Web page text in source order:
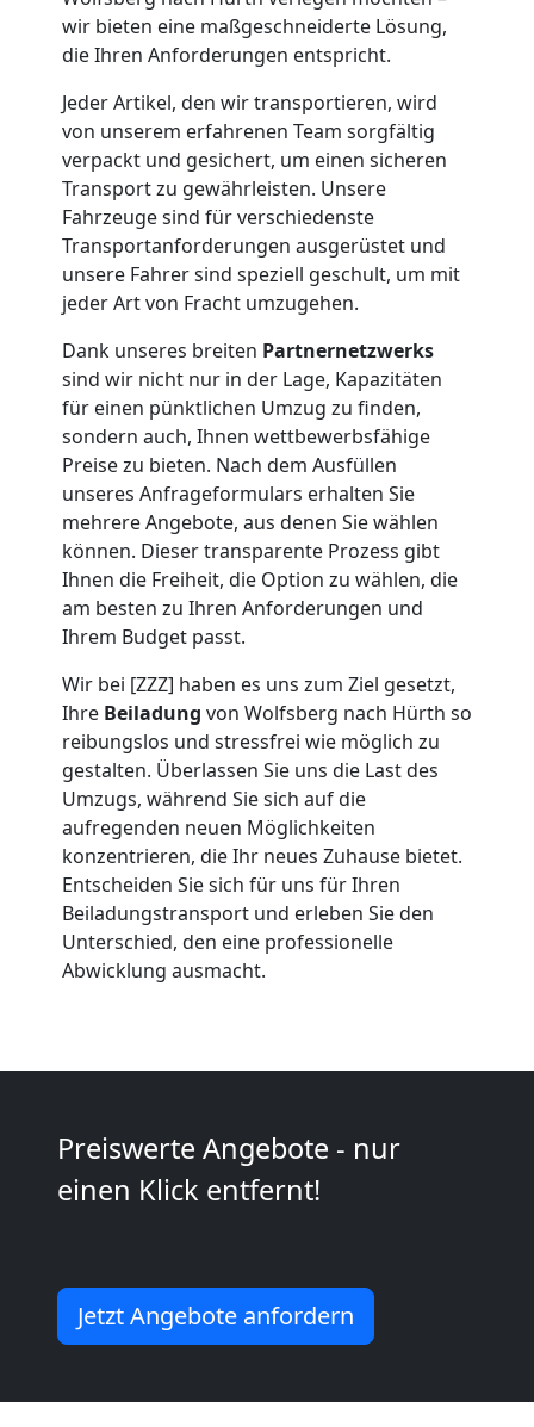
wir bieten eine maßgeschneiderte Lösung,
die Ihren Anforderungen entspricht.
Jeder Artikel, den wir transportieren, wird
von unserem erfahrenen Team sorgfältig
verpackt und gesichert, um einen sicheren
Transport zu gewährleisten. Unsere
Fahrzeuge sind für verschiedenste
Transportanforderungen ausgerüstet und
unsere Fahrer sind speziell geschult, um mit
jeder Art von Fracht umzugehen.
Dank unseres breiten Partnernetzwerks
sind wir nicht nur in der Lage, Kapazitäten
für einen pünktlichen Umzug zu finden,
sondern auch, Ihnen wettbewerbsfähige
Preise zu bieten. Nach dem Ausfüllen
unseres Anfrageformulars erhalten Sie
mehrere Angebote, aus denen Sie wählen
können. Dieser transparente Prozess gibt
Ihnen die Freiheit, die Option zu wählen, die
am besten zu Ihren Anforderungen und
Ihrem Budget passt.
Wir bei [ZZZ] haben es uns zum Ziel gesetzt,
Ihre Beiladung von Wolfsberg nach Hürth so
reibungslos und stressfrei wie möglich zu
gestalten. Überlassen Sie uns die Last des
Umzugs, während Sie sich auf die
aufregenden neuen Möglichkeiten
konzentrieren, die Ihr neues Zuhause bietet.
Entscheiden Sie sich für uns für Ihren
Beiladungstransport und erleben Sie den
Unterschied, den eine professionelle
Abwicklung ausmacht.
Preiswerte Angebote - nur
einen Klick entfernt!
Jetzt Angebote anfordern
Möbelmontage
Wolfsberg
Möbeltransport
Wolfsberg
Beiladung
Wolfsberg
Mini
Umzug
Wolfsberg
Umzug
Mann
LKW
Wolfsberg
Wolfsberg
3